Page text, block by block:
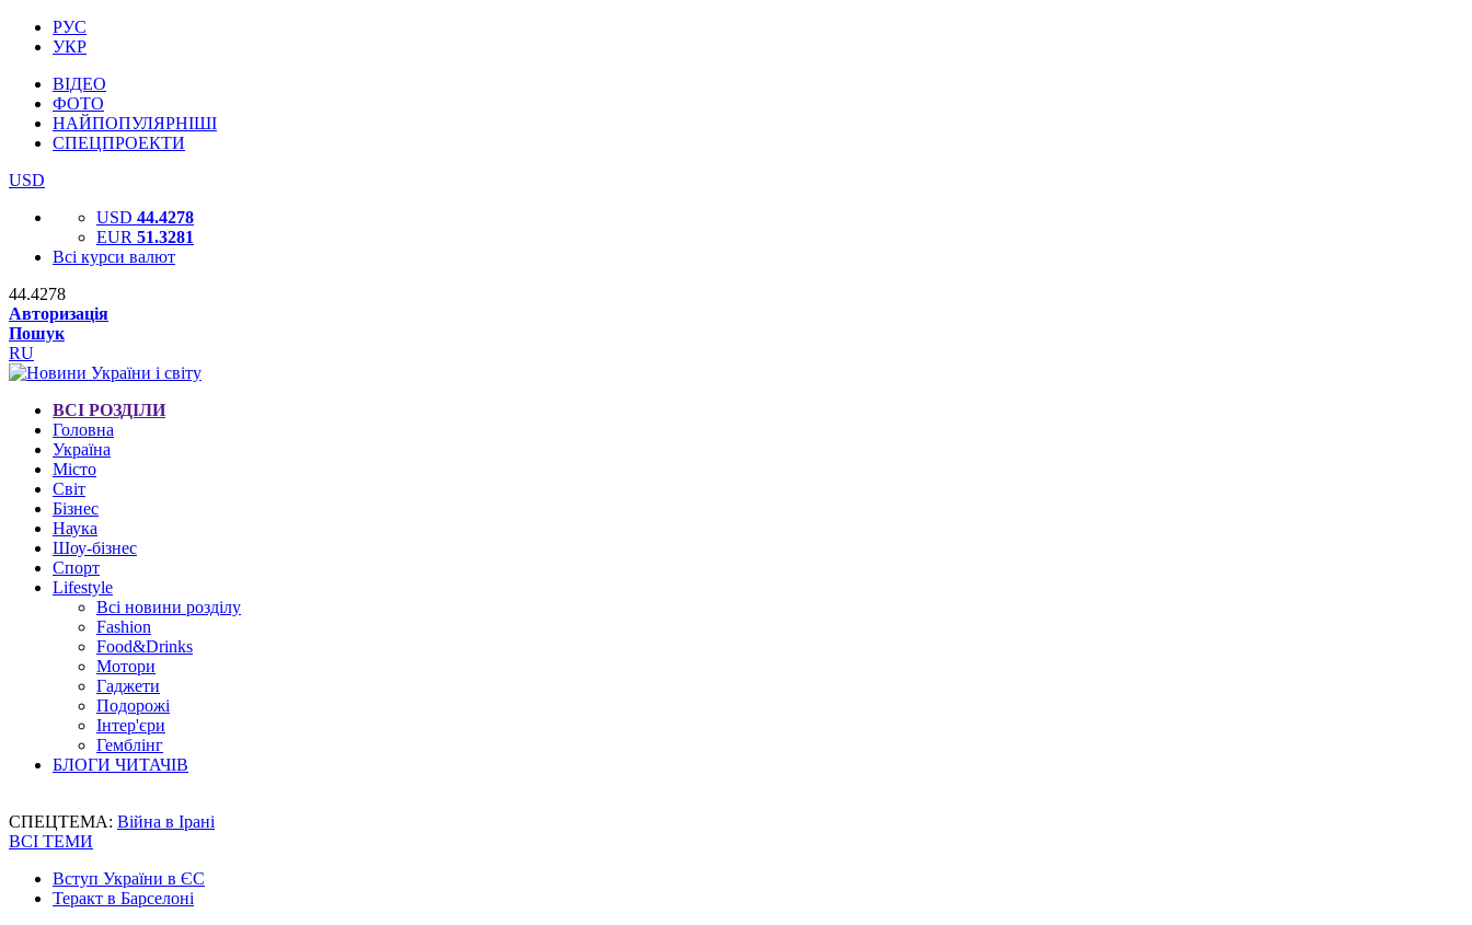
РУС
УКР
ВІДЕО
ФОТО
НАЙПОПУЛЯРНІШІ
СПЕЦПРОЕКТИ
USD
USD 44.4278
EUR 51.3281
Всі курси валют
44.4278
Авторизація
Пошук
RU
ВСІ РОЗДІЛИ
Головна
Україна
Місто
Світ
Бізнес
Наука
Шоу-бізнес
Спорт
Lifestyle
Всі новини розділу
Fashion
Food&Drinks
Мотори
Гаджети
Подорожі
Інтер'єри
Гемблінг
БЛОГИ ЧИТАЧІВ
СПЕЦТЕМА: Війна в Ірані
ВСІ ТЕМИ
Вступ України в ЄС
Теракт в Барселоні